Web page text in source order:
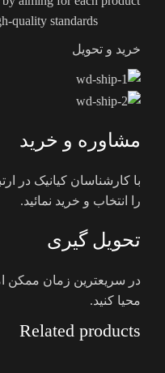
quality standards.
خرید و تحویل
مشاوره و خرید
با کارشناسان کیانیک در
را انتخاب و خرید نمائید.
تحویل گیری
در سریعترین زمان ممکن
محیا کنید.
Related products